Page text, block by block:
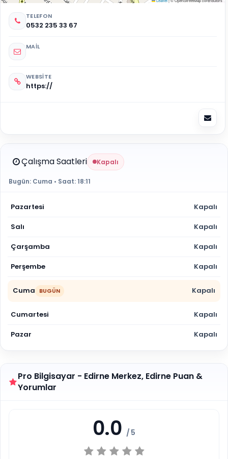
TELEFON
0532 235 33 67
MAIL
WEBSITE
https://
Çalışma Saatleri Kapalı
Bugün: Cuma • Saat:18:11
Pazartesi Kapalı
Salı Kapalı
Çarşamba Kapalı
Perşembe Kapalı
Cuma BUGÜN Kapalı
Cumartesi Kapalı
Pazar Kapalı
Pro Bilgisayar - Edirne Merkez, Edirne Puan &
Yorumlar
0.0 / 5